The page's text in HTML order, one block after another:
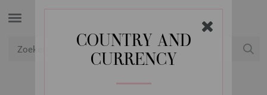
COUNTRY AND
CURRENCY